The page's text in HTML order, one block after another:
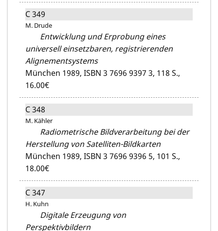
C 349
M. Drude
Entwicklung und Erprobung eines
universell einsetzbaren, registrierenden
Alignementsystems
München 1989, ISBN 3 7696 9397 3, 118 S.,
16.00€
C 348
M. Kähler
Radiometrische Bildverarbeitung bei der
Herstellung von Satelliten-Bildkarten
München 1989, ISBN 3 7696 9396 5, 101 S.,
18.00€
C 347
H. Kuhn
Digitale Erzeugung von
Perspektivbildern